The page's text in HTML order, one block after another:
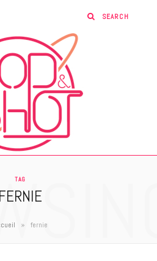
TAG
FERNIE
» fernie